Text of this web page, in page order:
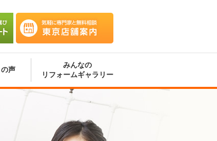
店舗案内
声
みんなの
リフォームギャラリー